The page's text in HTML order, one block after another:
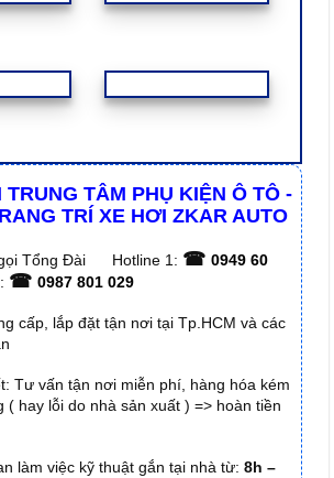
TÂM PHỤ KIỆN Ô TÔ -
TRÍ XE HƠI ZKAR AUTO
Tổng Đài Hotline 1: ☎ 0949 60
☎ 0987 801 029
cấp, lắp đặt tận nơi tại Tp.HCM và các
Tư vấn tận nơi miễn phí, hàng hóa kém
( hay lỗi do nhà sản xuất ) => hoàn tiền
làm việc kỹ thuật gắn tại nhà từ: 8h –